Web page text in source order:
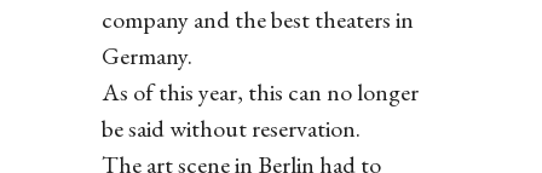
company and the best theaters in
Germany.
As of this year, this can no longer
be said without reservation.
The art scene in Berlin had to